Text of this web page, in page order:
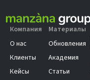
Компания
О нас
Клиенты
Кейсы
Материалы
Обновления
Академия
Статьи